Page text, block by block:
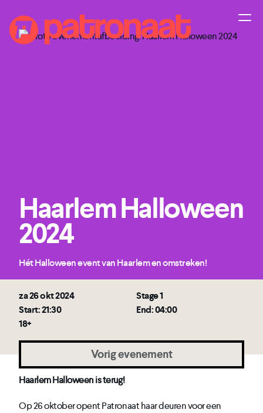
Haarlem Halloween
2024
Hét Halloween event van Haarlem en omstreken!
za 26 okt 2024
Stage 1
Start: 21:30
End: 04:00
18+
Vorig evenement
Haarlem Halloween is terug!
Op 26 oktober opent Patronaat haar deuren voor een